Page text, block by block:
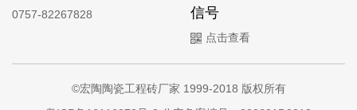
0757-82267828
信号
点击查看
©宏陶陶瓷工程砖厂家 1999-2018 版权所有